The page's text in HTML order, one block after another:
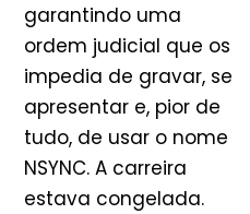
garantindo uma
ordem judicial que os
impedia de gravar, se
apresentar e, pior de
tudo, de usar o nome
NSYNC. A carreira
estava congelada.